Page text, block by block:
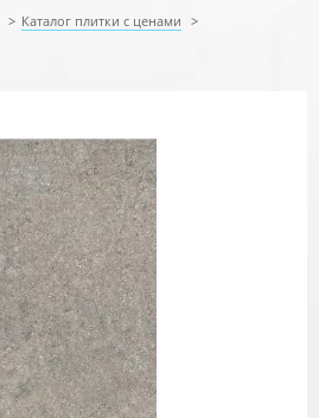
> Каталог плитки с ценами >